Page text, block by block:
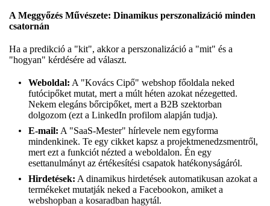
A Meggyőzés Művészete: Dinamikus perszonalizáció minden
csatornán
Ha a predikció a "kit", akkor a perszonalizáció a "mit" és a
"hogyan" kérdésére ad választ.
Weboldal: A "Kovács Cipő" webshop főoldala neked
futócipőket mutat, mert a múlt héten azokat nézegetted.
Nekem elegáns bőrcipőket, mert a B2B szektorban
dolgozom (ezt a LinkedIn profilom alapján tudja).
E-mail: A "SaaS-Mester" hírlevele nem egyforma
mindenkinek. Te egy cikket kapsz a projektmenedzsmentről,
mert ezt a funkciót nézted a weboldalon. Én egy
esettanulmányt az értékesítési csapatok hatékonyságáról.
Hirdetések: A dinamikus hirdetések automatikusan azokat a
termékeket mutatják neked a Facebookon, amiket a
webshopban a kosaradban hagytál.